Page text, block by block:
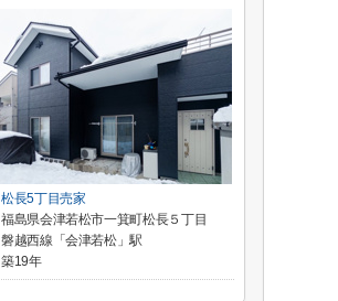
松長5丁目売家
福島県会津若松市一箕町松長５丁目
磐越西線「会津若松」駅
築19年